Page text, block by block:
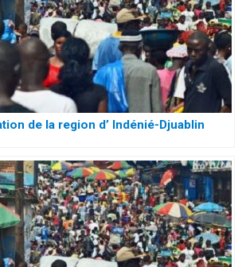
de la region d’ Indénié-Djuablin